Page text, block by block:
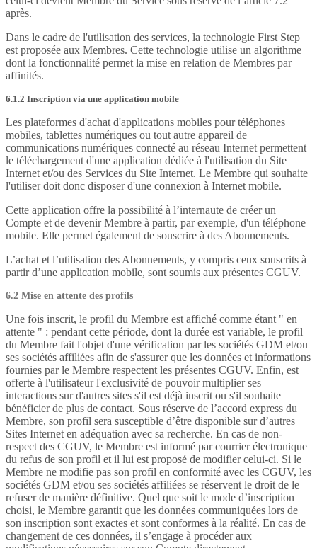
après.
Dans le cadre de l'utilisation des services, la technologie First Step
est proposée aux Membres. Cette technologie utilise un algorithme
dont la fonctionnalité permet la mise en relation de Membres par
affinités.
6.1.2 Inscription via une application mobile
Les plateformes d'achat d'applications mobiles pour téléphones
mobiles, tablettes numériques ou tout autre appareil de
communications numériques connecté au réseau Internet permettent
le téléchargement d'une application dédiée à l'utilisation du Site
Internet et/ou des Services du Site Internet. Le Membre qui souhaite
l'utiliser doit donc disposer d'une connexion à Internet mobile.
Cette application offre la possibilité à l’internaute de créer un
Compte et de devenir Membre à partir, par exemple, d'un téléphone
mobile. Elle permet également de souscrire à des Abonnements.
L’achat et l’utilisation des Abonnements, y compris ceux souscrits à
partir d’une application mobile, sont soumis aux présentes CGUV.
6.2 Mise en attente des profils
Une fois inscrit, le profil du Membre est affiché comme étant " en
attente " : pendant cette période, dont la durée est variable, le profil
du Membre fait l'objet d'une vérification par les sociétés GDM et/ou
ses sociétés affiliées afin de s'assurer que les données et informations
fournies par le Membre respectent les présentes CGUV. Enfin, est
offerte à l'utilisateur l'exclusivité de pouvoir multiplier ses
interactions sur d'autres sites s'il est déjà inscrit ou s'il souhaite
bénéficier de plus de contact. Sous réserve de l’accord express du
Membre, son profil sera susceptible d’être disponible sur d’autres
Sites Internet en adéquation avec sa recherche. En cas de non-
respect des CGUV, le Membre est informé par courrier électronique
du refus de son profil et il lui est proposé de modifier celui-ci. Si le
Membre ne modifie pas son profil en conformité avec les CGUV, les
sociétés GDM et/ou ses sociétés affiliées se réservent le droit de le
refuser de manière définitive. Quel que soit le mode d’inscription
choisi, le Membre garantit que les données communiquées lors de
son inscription sont exactes et sont conformes à la réalité. En cas de
changement de ces données, il s’engage à procéder aux